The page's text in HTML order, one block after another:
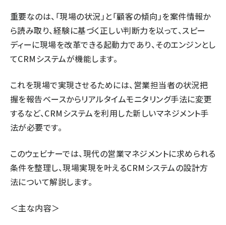
重要なのは、「現場の状況」と「顧客の傾向」を案件情報か
ら読み取り、経験に基づく正しい判断力を以って、スピー
ディーに現場を改革できる起動力であり、そのエンジンとし
てCRMシステムが機能します。
これを現場で実現させるためには、営業担当者の状況把
握を報告ベースからリアルタイムモニタリング手法に変更
するなど、CRMシステムを利用した新しいマネジメント手
法が必要です。
このウェビナーでは、現代の営業マネジメントに求められる
条件を整理し、現場実現を叶えるCRMシステムの設計方
法について解説します。
＜主な内容＞